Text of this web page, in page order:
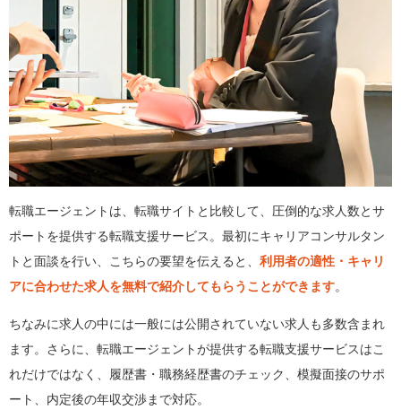
転職エージェントは、転職サイトと比較して、圧倒的な求人数とサ
ポートを提供する転職支援サービス。最初にキャリアコンサルタン
トと面談を行い、こちらの要望を伝えると、 利用者の適性・キャリ
アに合わせた求人を無料で紹介してもらうことができます。
ちなみに求人の中には一般には公開されていない求人も多数含まれ
ます。さらに、転職エージェントが提供する転職支援サービスはこ
れだけではなく、履歴書・職務経歴書のチェック、模擬面接のサポ
ート、内定後の年収交渉まで対応。